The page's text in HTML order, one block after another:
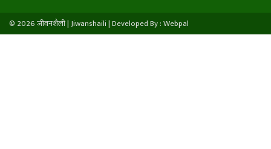
© 2026 जीवनशैली | Jiwanshaili |Developed By : Webpal